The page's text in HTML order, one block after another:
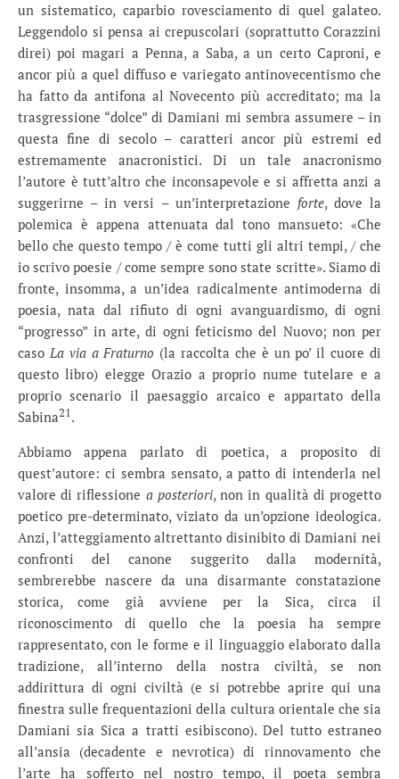
un sistematico, caparbio rovesciamento di quel galateo.
Leggendolo si pensa ai crepuscolari (soprattutto Corazzini
direi) poi magari a Penna, a Saba, a un certo Caproni, e
ancor più a quel diffuso e variegato antinovecentismo che
ha fatto da antifona al Novecento più accreditato; ma la
trasgressione “dolce” di Damiani mi sembra assumere – in
questa fine di secolo – caratteri ancor più estremi ed
estremamente anacronistici. Di un tale anacronismo
l’autore è tutt’altro che inconsapevole e si affretta anzi a
suggerirne – in versi – un’interpretazione forte, dove la
polemica è appena attenuata dal tono mansueto: «Che
bello che questo tempo / è come tutti gli altri tempi, / che
io scrivo poesie / come sempre sono state scritte». Siamo di
fronte, insomma, a un’idea radicalmente antimoderna di
poesia, nata dal rifiuto di ogni avanguardismo, di ogni
“progresso” in arte, di ogni feticismo del Nuovo; non per
caso La via a Fraturno (la raccolta che è un po’ il cuore di
questo libro) elegge Orazio a proprio nume tutelare e a
proprio scenario il paesaggio arcaico e appartato della
Sabina21.
Abbiamo appena parlato di poetica, a proposito di
quest’autore: ci sembra sensato, a patto di intenderla nel
valore di riflessione a posteriori, non in qualità di progetto
poetico pre-determinato, viziato da un’opzione ideologica.
Anzi, l’atteggiamento altrettanto disinibito di Damiani nei
confronti del canone suggerito dalla modernità,
sembrerebbe nascere da una disarmante constatazione
storica, come già avviene per la Sica, circa il
riconoscimento di quello che la poesia ha sempre
rappresentato, con le forme e il linguaggio elaborato dalla
tradizione, all’interno della nostra civiltà, se non
addirittura di ogni civiltà (e si potrebbe aprire qui una
finestra sulle frequentazioni della cultura orientale che sia
Damiani sia Sica a tratti esibiscono). Del tutto estraneo
all’ansia (decadente e nevrotica) di rinnovamento che
l’arte ha sofferto nel nostro tempo, il poeta sembra